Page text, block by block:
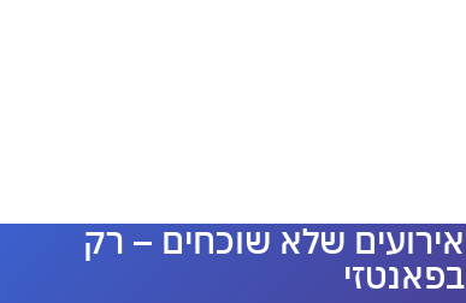
אירועים שלא שוכחים – רק
בפאנטזי